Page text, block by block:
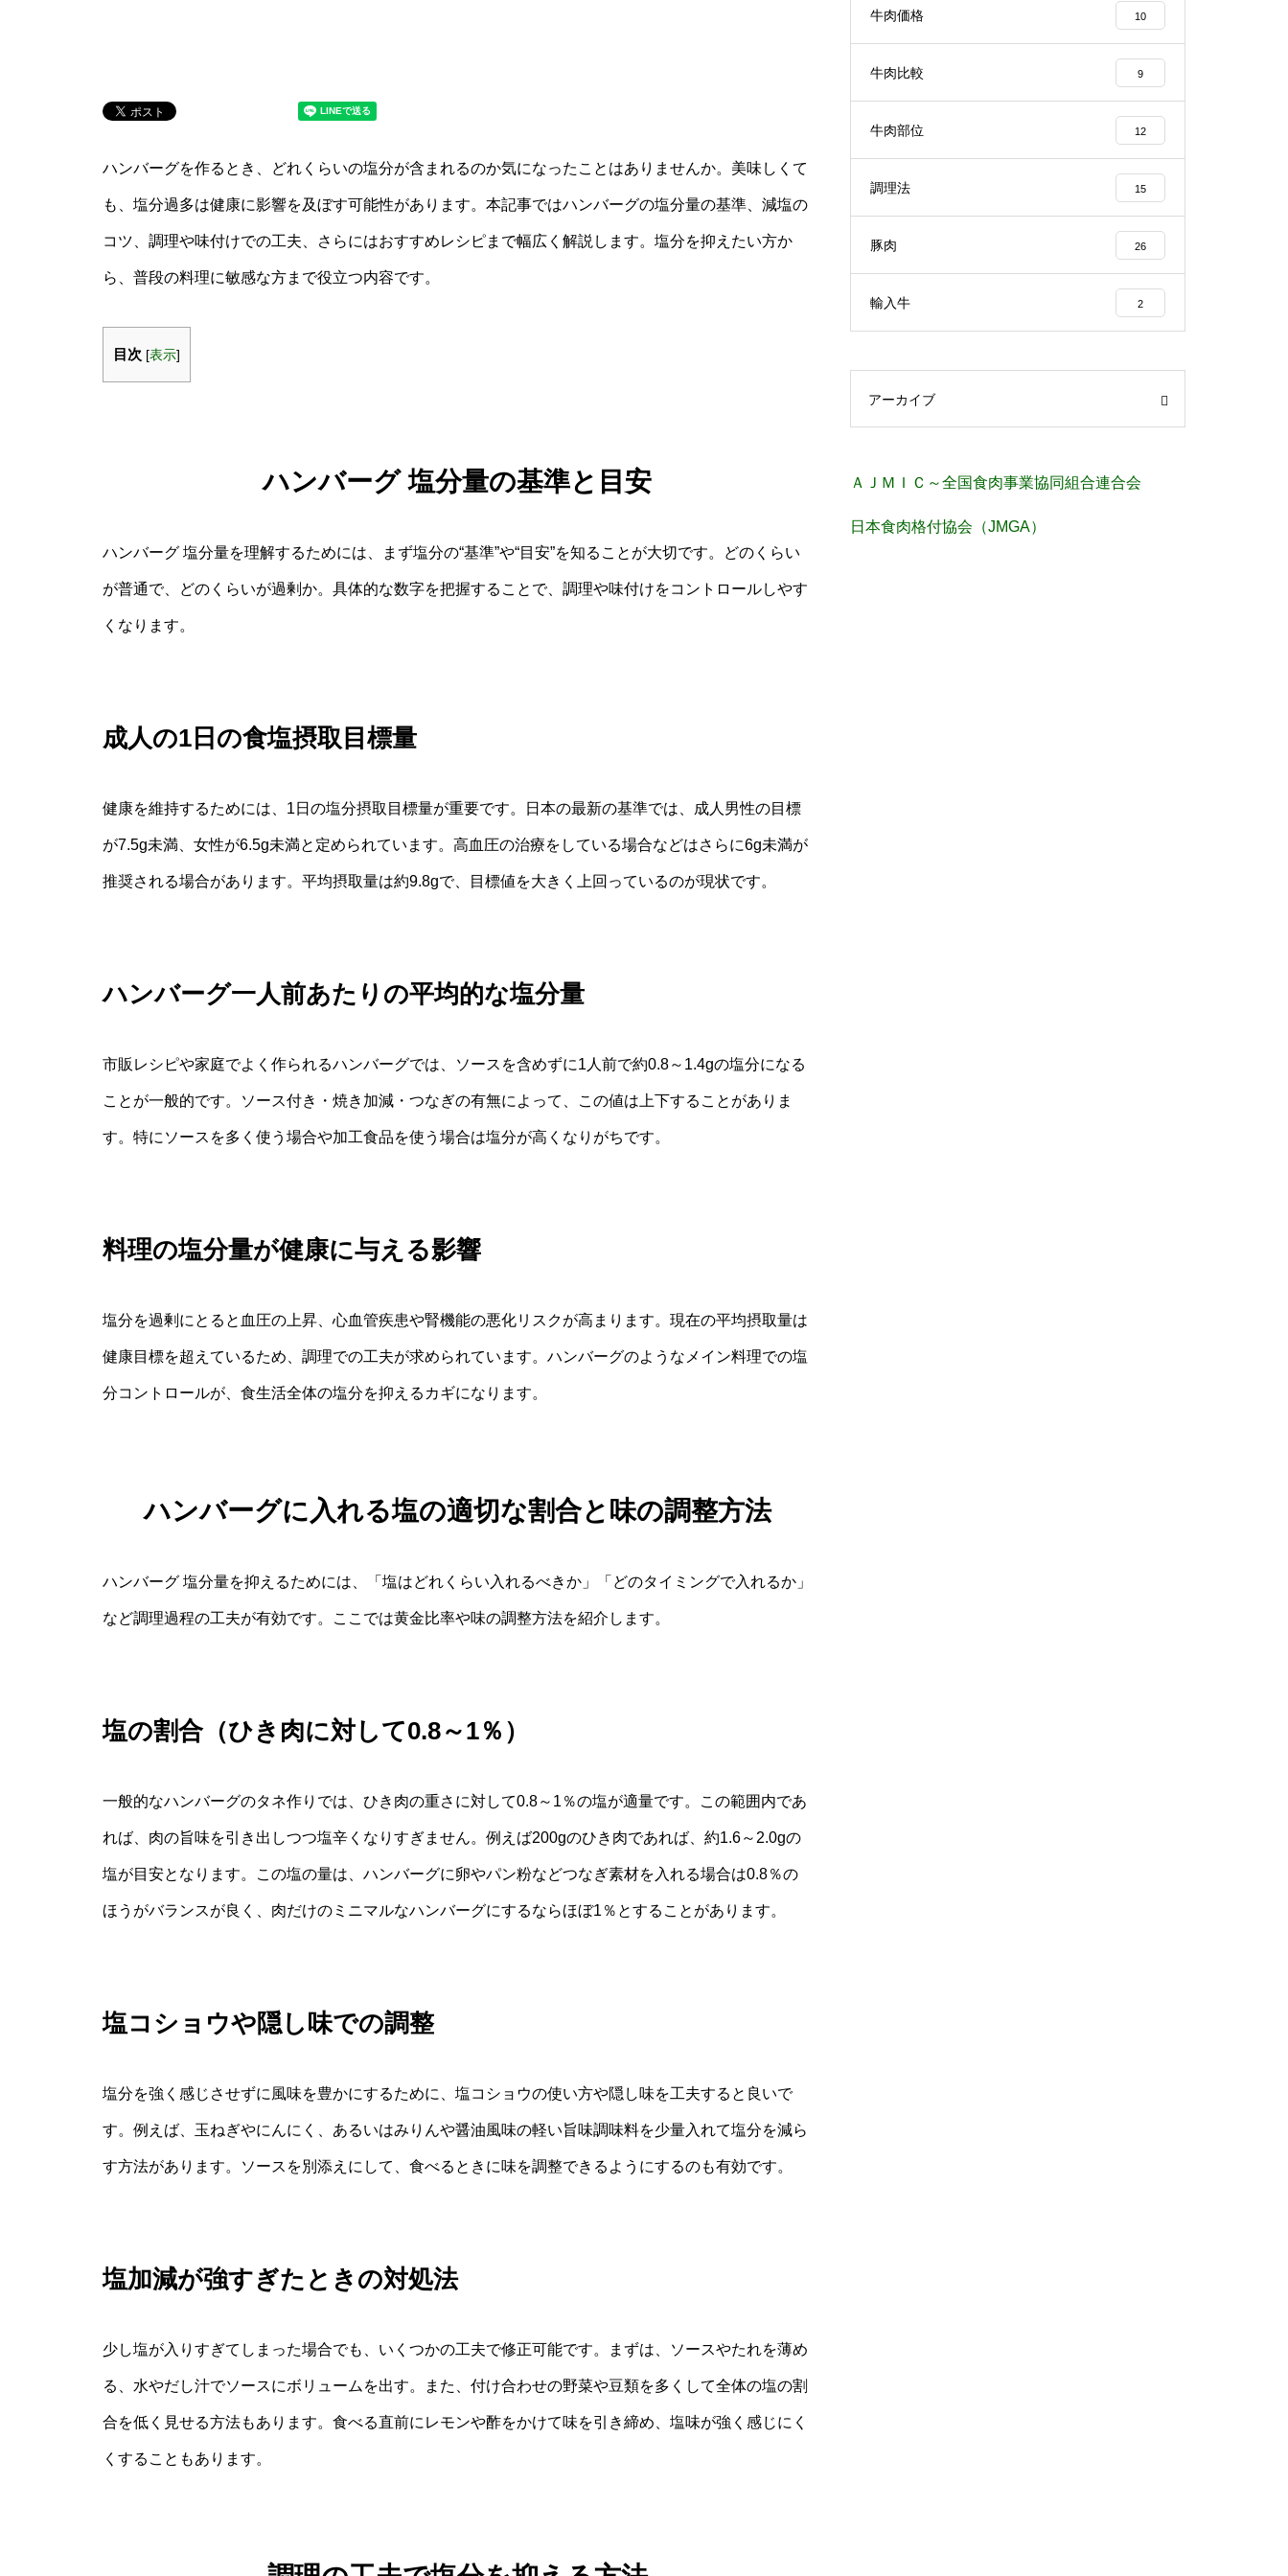
ハンバーグを作るとき、どれくらいの塩分が含まれるのか気になったことはありませんか。美味しくて
も、塩分過多は健康に影響を及ぼす可能性があります。本記事ではハンバーグの塩分量の基準、減塩の
コツ、調理や味付けでの工夫、さらにはおすすめレシピまで幅広く解説します。塩分を抑えたい方か
ら、普段の料理に敏感な方まで役立つ内容です。
目次 [表示]
ハンバーグ 塩分量の基準と目安
ハンバーグ 塩分量を理解するためには、まず塩分の“基準”や“目安”を知ることが大切です。どのくらい
が普通で、どのくらいが過剰か。具体的な数字を把握することで、調理や味付けをコントロールしやす
くなります。
成人の1日の食塩摂取目標量
健康を維持するためには、1日の塩分摂取目標量が重要です。日本の最新の基準では、成人男性の目標
が7.5g未満、女性が6.5g未満と定められています。高血圧の治療をしている場合などはさらに6g未満が
推奨される場合があります。平均摂取量は約9.8gで、目標値を大きく上回っているのが現状です。
ハンバーグ一人前あたりの平均的な塩分量
市販レシピや家庭でよく作られるハンバーグでは、ソースを含めずに1人前で約0.8～1.4gの塩分になる
ことが一般的です。ソース付き・焼き加減・つなぎの有無によって、この値は上下することがありま
す。特にソースを多く使う場合や加工食品を使う場合は塩分が高くなりがちです。
料理の塩分量が健康に与える影響
塩分を過剰にとると血圧の上昇、心血管疾患や腎機能の悪化リスクが高まります。現在の平均摂取量は
健康目標を超えているため、調理での工夫が求められています。ハンバーグのようなメイン料理での塩
分コントロールが、食生活全体の塩分を抑えるカギになります。
ハンバーグに入れる塩の適切な割合と味の調整方法
ハンバーグ 塩分量を抑えるためには、「塩はどれくらい入れるべきか」「どのタイミングで入れるか」
など調理過程の工夫が有効です。ここでは黄金比率や味の調整方法を紹介します。
塩の割合（ひき肉に対して0.8～1％）
一般的なハンバーグのタネ作りでは、ひき肉の重さに対して0.8～1％の塩が適量です。この範囲内であ
れば、肉の旨味を引き出しつつ塩辛くなりすぎません。例えば200gのひき肉であれば、約1.6～2.0gの
塩が目安となります。この塩の量は、ハンバーグに卵やパン粉などつなぎ素材を入れる場合は0.8％の
ほうがバランスが良く、肉だけのミニマルなハンバーグにするならほぼ1％とすることがあります。
塩コショウや隠し味での調整
塩分を強く感じさせずに風味を豊かにするために、塩コショウの使い方や隠し味を工夫すると良いで
す。例えば、玉ねぎやにんにく、あるいはみりんや醤油風味の軽い旨味調味料を少量入れて塩分を減ら
す方法があります。ソースを別添えにして、食べるときに味を調整できるようにするのも有効です。
塩加減が強すぎたときの対処法
少し塩が入りすぎてしまった場合でも、いくつかの工夫で修正可能です。まずは、ソースやたれを薄め
る、水やだし汁でソースにボリュームを出す。また、付け合わせの野菜や豆類を多くして全体の塩の割
合を低く見せる方法もあります。食べる直前にレモンや酢をかけて味を引き締め、塩味が強く感じにく
くすることもあります。
牛肉価格 10
牛肉比較 9
牛肉部位 12
調理法 15
豚肉 26
輸入牛 2
アーカイブ
ＡＪＭＩＣ～全国食肉事業協同組合連合会
日本食肉格付協会（JMGA）